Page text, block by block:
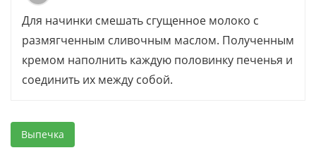
Для начинки смешать сгущенное молоко с
размягченным сливочным маслом. Полученным
кремом наполнить каждую половинку печенья и
соединить их между собой.
Выпечка